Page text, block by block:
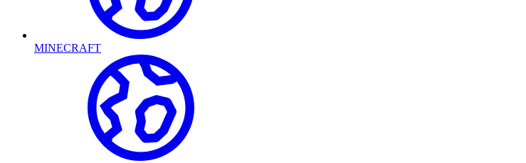
MINECRAFT